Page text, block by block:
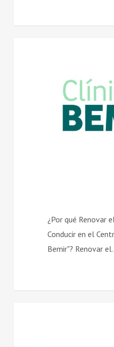
¿Por qué Renovar
Conducir en el
Bemir"? Renovar